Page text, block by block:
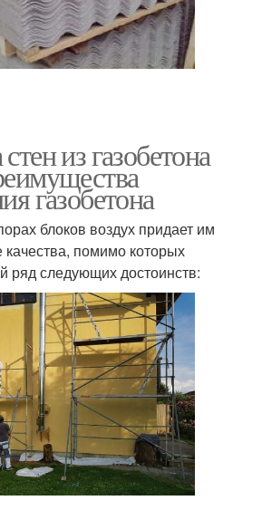
из газобетона
газобетона
блоков воздух придает им
помимо которых
ряд следующих достоинств: